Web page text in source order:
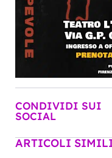
CONDIVIDI SUI
SOCIAL
ARTICOLI